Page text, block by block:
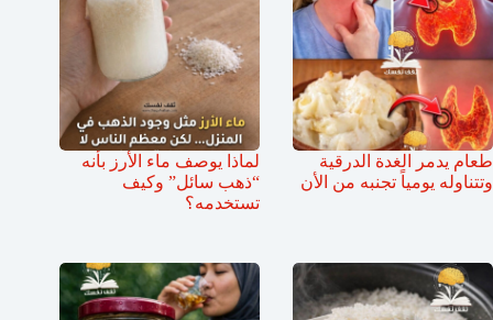
طعام يدمر الغدة الدرقية
وتتناوله يومياً تجنبه من الأن
لماذا يوصف ماء الأرز بأنه
“ذهب سائل” وكيف
تستخدمه؟